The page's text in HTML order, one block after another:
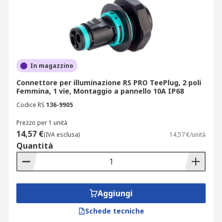
permettono di pianificare interventi di
installazione o retrofit senza tempi di attesa
In magazzino
Connettore per illuminazione RS PRO TeePlug, 2 poli
Femmina, 1 vie, Montaggio a pannello 10A IP68
Codice RS 136-9905
Prezzo per 1 unità
14,57 €(IVA esclusa) 14,57 €/unità
Quantità
Aggiungi
Schede tecniche